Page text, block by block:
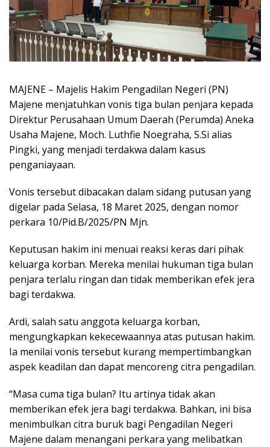
MAJENE – Majelis Hakim Pengadilan Negeri (PN)
Majene menjatuhkan vonis tiga bulan penjara kepada
Direktur Perusahaan Umum Daerah (Perumda) Aneka
Usaha Majene, Moch. Luthfie Noegraha, S.Si alias
Pingki, yang menjadi terdakwa dalam kasus
penganiayaan.
Vonis tersebut dibacakan dalam sidang putusan yang
digelar pada Selasa, 18 Maret 2025, dengan nomor
perkara 10/Pid.B/2025/PN Mjn.
Keputusan hakim ini menuai reaksi keras dari pihak
keluarga korban. Mereka menilai hukuman tiga bulan
penjara terlalu ringan dan tidak memberikan efek jera
bagi terdakwa.
Ardi, salah satu anggota keluarga korban,
mengungkapkan kekecewaannya atas putusan hakim.
Ia menilai vonis tersebut kurang mempertimbangkan
aspek keadilan dan dapat mencoreng citra pengadilan.
“Masa cuma tiga bulan? Itu artinya tidak akan
memberikan efek jera bagi terdakwa. Bahkan, ini bisa
menimbulkan citra buruk bagi Pengadilan Negeri
Majene dalam menangani perkara yang melibatkan